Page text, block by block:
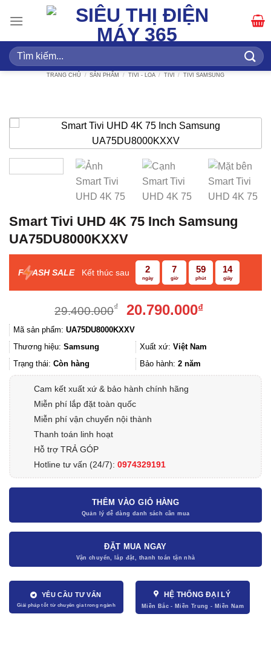
qua
dung
Tìm
kiếm:
TRANG CHỦ / SẢN PHẨM / TIVI - LOA / TIVI / TIVI SAMSUNG
Smart Tivi UHD 4K 75 Inch Samsung
UA75DU8000KXXV
F ASH SALE Kết thúc sau 2
ngày
7
giờ
59
phút
13
giây
29.400.000₫
Giá
là:
29.400.000₫.
20.790.000₫Giá
là:
Mã sản phẩm: UA75DU8000KXXV
Thương hiệu: Samsung Xuất xứ: Việt Nam
Trạng thái: Còn hàng Bảo hành: 2 năm
Cam kết xuất xứ & bảo hành chính hãng
Miễn phí lắp đặt toàn quốc
Miễn phí vận chuyển nội thành
Thanh toán linh hoạt
Hỗ trợ TRẢ GÓP
Hotline tư vấn (24/7): 0974329191
THÊM VÀO GIỎ HÀNG
ĐẶT MUA NGAY
YÊU CẦU TƯ VẤN HỆ THỐNG ĐẠI LÝ